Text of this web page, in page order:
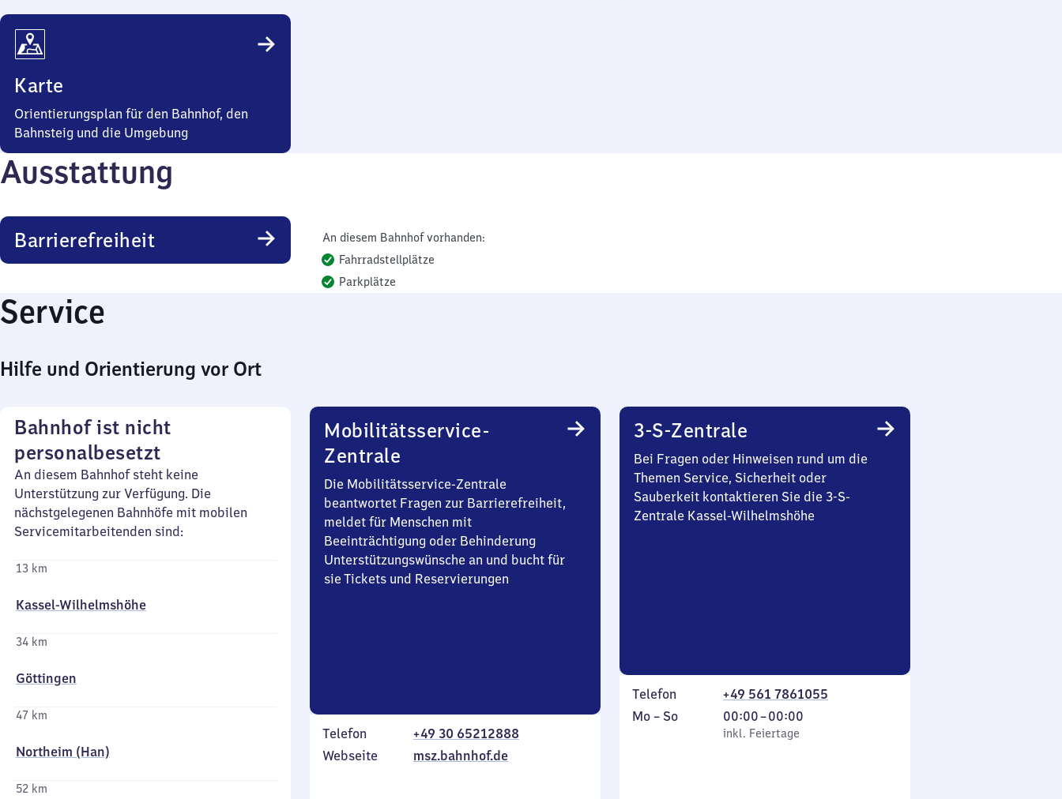
Karte
Orientierungsplan für den Bahnhof, den
Bahnsteig und die Umgebung
Ausstattung
Barrierefreiheit
An diesem Bahnhof vorhanden:
Fahrradstellplätze
Parkplätze
Service
Hilfe und Orientierung vor Ort
Bahnhof ist nicht
personalbesetzt
An diesem Bahnhof steht keine
Unterstützung zur Verfügung. Die
nächstgelegenen Bahnhöfe mit mobilen
Servicemitarbeitenden sind:
13 km
Kassel-Wilhelmshöhe
34 km
Göttingen
47 km
Northeim (Han)
52 km
Mobilitätsservice-
Zentrale
Die Mobilitätsservice-Zentrale
beantwortet Fragen zur Barrierefreiheit,
meldet für Menschen mit
Beeinträchtigung oder Behinderung
Unterstützungswünsche an und bucht für
sie Tickets und Reservierungen
Telefon
+49 30 65212888
Webseite
msz.bahnhof.de
3-S-Zentrale
Bei Fragen oder Hinweisen rund um die
Themen Service, Sicherheit oder
Sauberkeit kontaktieren Sie die 3-S-
Zentrale Kassel-Wilhelmshöhe
Telefon
+49 561 7861055
Montag
Mo – So,
inkl. Feiertage
00:00–00:00
Von
0
inkl. Feiertage